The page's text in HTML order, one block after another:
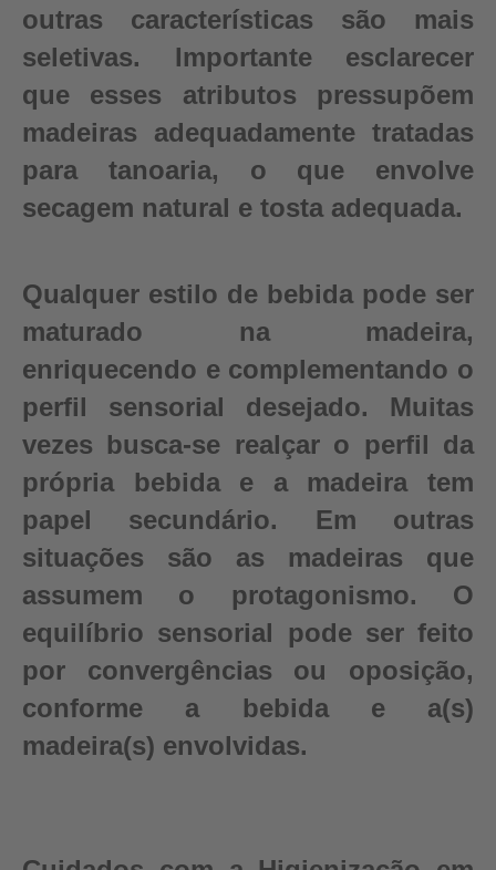
outras características são mais
seletivas. Importante esclarecer
que esses atributos pressupõem
madeiras adequadamente tratadas
para tanoaria, o que envolve
secagem natural e tosta adequada.
Qualquer estilo de bebida pode ser
maturado na madeira,
enriquecendo e complementando o
perfil sensorial desejado. Muitas
vezes busca-se realçar o perfil da
própria bebida e a madeira tem
papel secundário. Em outras
situações são as madeiras que
assumem o protagonismo. O
equilíbrio sensorial pode ser feito
por convergências ou oposição,
conforme a bebida e a(s)
madeira(s) envolvidas.